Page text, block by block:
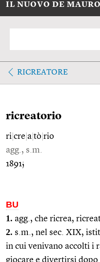
IL NUOVO DE MAURO
RICREATORE
ricreatorio
ri cre a tò rio
agg., s.m.
1891;
BU
1. agg., che ricrea,
2. s.m., nel sec. XIX,
in cui venivano accolti i
giocare e divertirsi